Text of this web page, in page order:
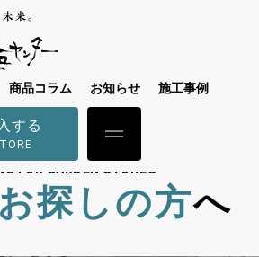
商品コラム お知らせ
施工事例
する
FOR GARDEN STONES
お探しの方へ